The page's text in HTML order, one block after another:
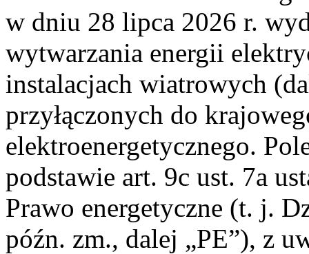
w dniu 28 lipca 2026 r.
wytwarzania energii
instalacjach wiatrowych
przyłączonych do
elektroenergetycznego.
podstawie art. 9c ust. 7a
Prawo energetyczne (t. j.
późn. zm., dalej „PE”), z